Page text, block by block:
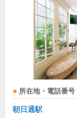
所在地・電話番号
朝日通駅